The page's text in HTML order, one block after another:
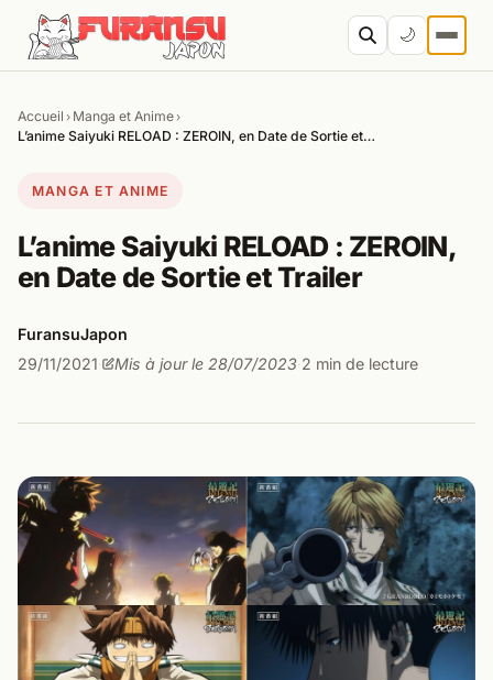
Aller au contenu
🌙
Accueil › Manga et Anime›
L’anime Saiyuki RELOAD : ZEROIN, en Date de Sortie et…
MANGA ET ANIME
L’anime Saiyuki RELOAD : ZEROIN,
en Date de Sortie et Trailer
FuransuJapon
29/11/2021· Mis à jour le 28/07/2023· 2 min de lecture